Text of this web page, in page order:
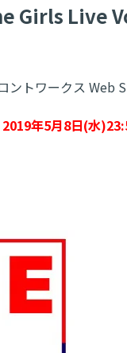
Girls Live
トワークス Web
年5月8日(水